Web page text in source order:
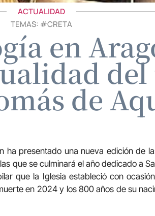
ACTUALIDAD
TEMAS: #CRETA
en
de
ha presentado una nueva edición de
que se culminará el año dedicado a
que la Iglesia estableció con
en 2024 y los 800 años de su